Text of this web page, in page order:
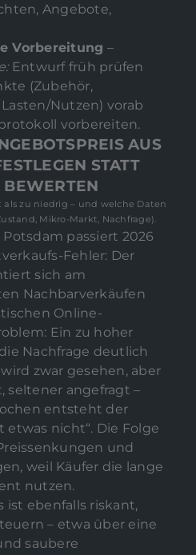
Angebote,
Vorbereitung –
Entwurf früh prüfen
(Zubehör,
Nutzen) vorab
vorbereiten.
AUS
STATT
BEWERTEN
zu niedrig – und welche Daten
Mikro-Markt, Nachfrage).
passiert 2026
Fehler: Der
sich am
Nachbarverkäufen
Online-
Ein zu hoher
Nachfrage deutlich
zwar gesehen, aber
seltener angefragt –
entsteht der
etwas nicht“. Die Folge
und
weil Käufer die lange
nutzen.
ist ebenfalls riskant,
– etwa über eine
saubere